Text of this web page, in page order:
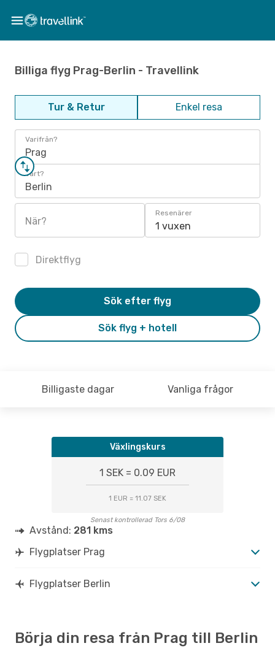
Billiga flyg Prag-Berlin - Travellink
Tur & Retur Enkel resa
Varifrån?
Prag
Vart?
Berlin
När?
Resenärer
1 vuxen
Direktflyg
Sök flyg + hotell
Sök efter flyg
Billigaste dagar Vanliga frågor
Växlingskurs
1 SEK = 0.09 EUR
1 EUR = 11.07 SEK
Senast kontrollerad Tors 6/08
Avstånd: 281 kms
Flygplatser Prag
Flygplatser Berlin
Börja din resa från Prag till Berlin